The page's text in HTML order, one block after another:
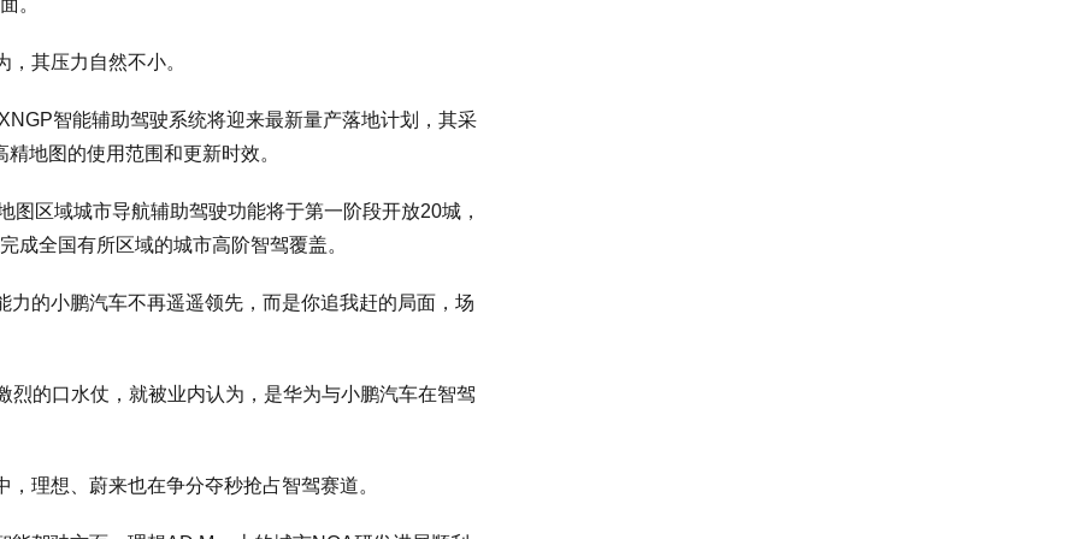
。
其压力自然不小。
智能辅助驾驶系统将迎来最新量产落地计划，其采
地图的使用范围和更新时效。
区域城市导航辅助驾驶功能将于第一阶段开放20城，
成全国有所区域的城市高阶智驾覆盖。
的小鹏汽车不再遥遥领先，而是你追我赶的局面，场
的口水仗，就被业内认为，是华为与小鹏汽车在智驾
理想、蔚来也在争分夺秒抢占智驾赛道。